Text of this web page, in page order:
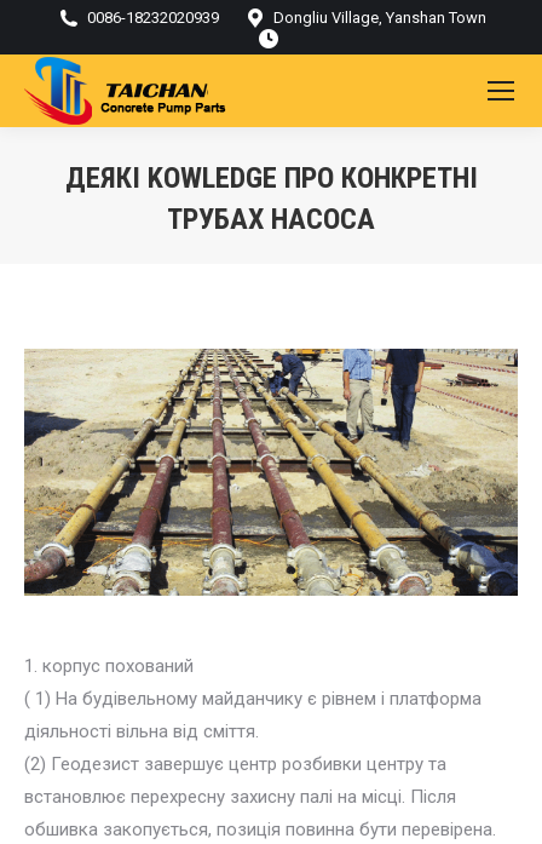
0086-18232020939 Dongliu Village, Yanshan Town
ДЕЯКІ KOWLEDGE ПРО КОНКРЕТНІ
ТРУБАХ НАСОСА
1. корпус похований
( 1) На будівельному майданчику є рівнем і платформа
діяльності вільна від сміття.
(2) Геодезист завершує центр розбивки центру та
встановлює перехресну захисну палі на місці. Після
обшивка закопується, позиція повинна бути перевірена.